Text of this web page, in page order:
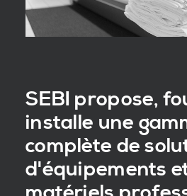
SEBI propose,
installe une
complète de
d'équipements